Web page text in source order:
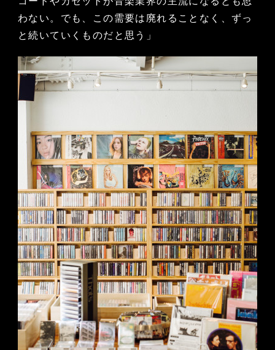
わない。でも、この需要は廃れることなく、ずっ
と続いていくものだと思う」